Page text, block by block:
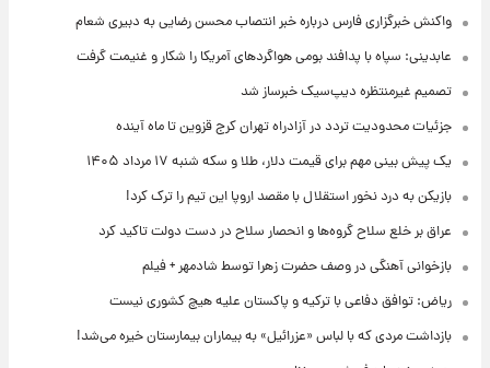
واکنش خبرگزاری فارس درباره خبر انتصاب محسن رضایی به دبیری شعام
عابدینی: سپاه با پدافند بومی هواگردهای آمریکا را شکار و غنیمت گرفت
تصمیم غیرمنتظره دیپ‌سیک خبرساز شد
جزئیات محدودیت تردد در آزادراه تهران کرج قزوین تا ماه آینده
یک پیش ‌بینی مهم برای قیمت دلار، طلا و سکه شنبه ۱۷ مرداد ۱۴۰۵
بازیکن به درد نخور استقلال با مقصد اروپا این تیم را ترک کرد!
عراق بر خلع سلاح گروه‌ها و انحصار سلاح در دست دولت تاکید کرد
بازخوانی آهنگی در وصف حضرت زهرا توسط شادمهر + فیلم
ریاض: توافق دفاعی با ترکیه و پاکستان علیه هیچ کشوری نیست
بازداشت مردی که با لباس «عزرائیل» به بیماران بیمارستان خیره می‌شد!